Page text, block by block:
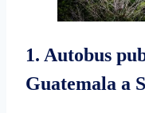
1. Autobus
Guatemala a